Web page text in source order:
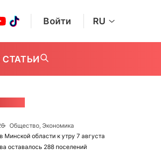
Войти RU
СТАТЬИ
Общество, Экономика
Минской области к утру 7 августа
оставалось 288 поселений